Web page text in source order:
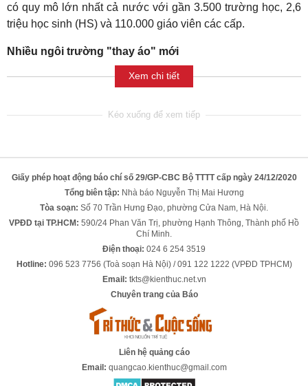
có quy mô lớn nhất cả nước với gần 3.500 trường học, 2,6
triệu học sinh (HS) và 110.000 giáo viên các cấp.
Nhiều ngôi trường "thay áo" mới
Xem chi tiết
Giấy phép hoạt động báo chí số 29/GP-CBC Bộ TTTT cấp ngày 24/12/2020
Tổng biên tập: Nhà báo Nguyễn Thị Mai Hương
Tòa soạn: Số 70 Trần Hưng Đạo, phường Cửa Nam, Hà Nội.
VPĐD tại TP.HCM: 590/24 Phan Văn Trị, phường Hạnh Thông, Thành phố Hồ
Chí Minh.
Điện thoại: 024 6 254 3519
Hotline: 096 523 7756 (Toà soạn Hà Nội) / 091 122 1222 (VPĐD TPHCM)
Email: tkts@kienthuc.net.vn
Chuyên trang của Báo
Liên hệ quảng cáo
Email: quangcao.kienthuc@gmail.com